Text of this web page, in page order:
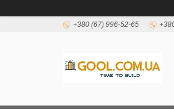
+380 (67) 996-52-65